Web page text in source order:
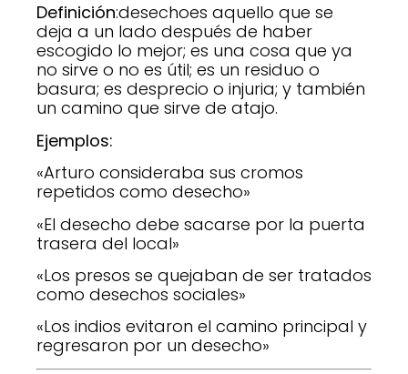
Definición:desechoes aquello que se
deja a un lado después de haber
escogido lo mejor; es una cosa que ya
no sirve o no es útil; es un residuo o
basura; es desprecio o injuria; y también
un camino que sirve de atajo.
Ejemplos:
«Arturo consideraba sus cromos
repetidos como desecho»
«El desecho debe sacarse por la puerta
trasera del local»
«Los presos se quejaban de ser tratados
como desechos sociales»
«Los indios evitaron el camino principal y
regresaron por un desecho»